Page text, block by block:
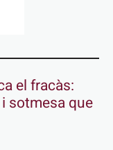
el fracàs:
sotmesa que